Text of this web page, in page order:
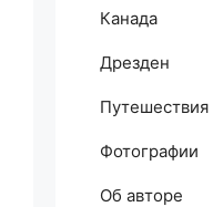
Канада
Дрезден
Путешествия
Фотографии
Об авторе